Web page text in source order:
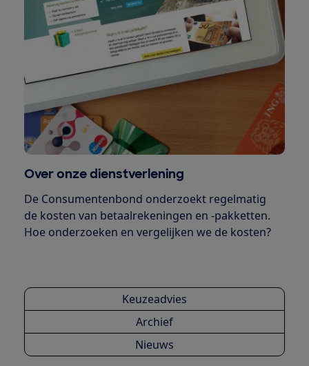
Over onze dienstverlening
De Consumentenbond onderzoekt regelmatig
de kosten van betaalrekeningen en -pakketten.
Hoe onderzoeken en vergelijken we de kosten?
Keuzeadvies
Archief
Nieuws